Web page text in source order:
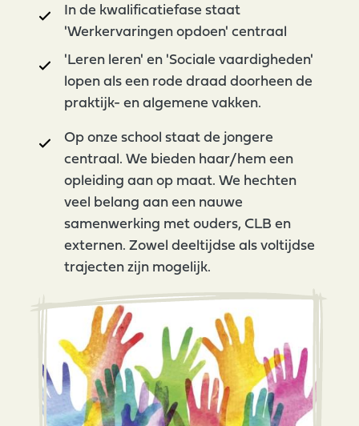
In de kwalificatiefase staat
'Werkervaringen opdoen' centraal
'Leren leren' en 'Sociale vaardigheden'
lopen als een rode draad doorheen de
praktijk- en algemene vakken.
Op onze school staat de jongere
centraal. We bieden haar/hem een
opleiding aan op maat. We hechten
veel belang aan een nauwe
samenwerking met ouders, CLB en
externen. Zowel deeltijdse als voltijdse
trajecten zijn mogelijk.